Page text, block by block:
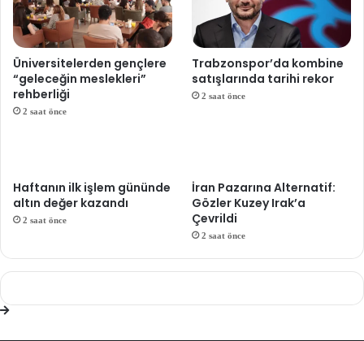
Üniversitelerden gençlere
“geleceğin meslekleri”
rehberliği
2 saat önce
Trabzonspor’da kombine
satışlarında tarihi rekor
2 saat önce
Haftanın ilk işlem gününde
altın değer kazandı
2 saat önce
İran Pazarına Alternatif:
Gözler Kuzey Irak’a
Çevrildi
2 saat önce